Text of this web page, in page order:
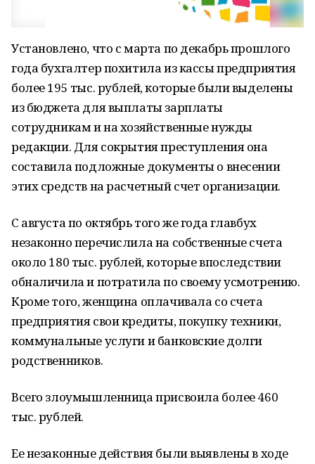
Установлено, что с марта по декабрь прошлого
года бухгалтер похитила из кассы предприятия
более 195 тыс. рублей, которые были выделены
из бюджета для выплаты зарплаты
сотрудникам и на хозяйственные нужды
редакции. Для сокрытия преступления она
составила подложные документы о внесении
этих средств на расчетный счет организации.
С августа по октябрь того же года главбух
незаконно перечислила на собственные счета
около 180 тыс. рублей, которые впоследствии
обналичила и потратила по своему усмотрению.
Кроме того, женщина оплачивала со счета
предприятия свои кредиты, покупку техники,
коммунальные услуги и банковские долги
родственников.
Всего злоумышленница присвоила более 460
тыс. рублей.
Ее незаконные действия были выявлены в ходе